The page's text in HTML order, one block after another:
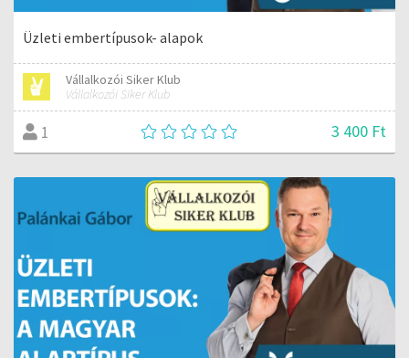
Üzleti embertípusok- alapok
Vállalkozói Siker Klub
Vállalkozói Siker Klub
1 3 400 Ft